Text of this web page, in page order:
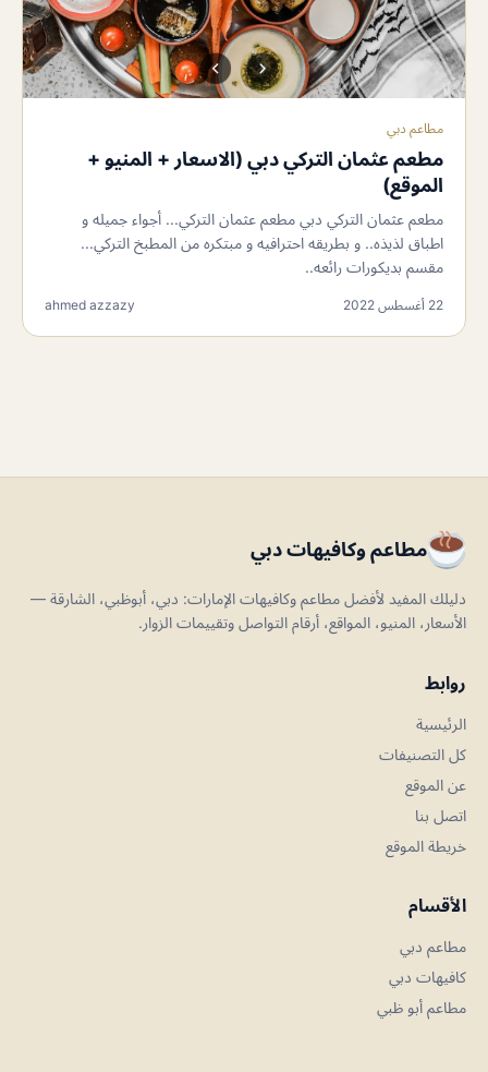
مطاعم دبي
مطعم عثمان التركي دبي (الاسعار + المنيو +
الموقع)
مطعم عثمان التركي دبي مطعم عثمان التركي... أجواء جميله و
اطباق لذيذه.. و بطريقه احترافيه و مبتكره من المطبخ التركي...
مقسم بديكورات رائعه..
22 أغسطس 2022 ahmed azzazy
مطاعم وكافيهات دبي
دليلك المفيد لأفضل مطاعم وكافيهات الإمارات: دبي، أبوظبي، الشارقة —
الأسعار، المنيو، المواقع، أرقام التواصل وتقييمات الزوار.
روابط
الرئيسية
كل التصنيفات
عن الموقع
اتصل بنا
خريطة الموقع
الأقسام
مطاعم دبي
كافيهات دبي
مطاعم أبو ظبي